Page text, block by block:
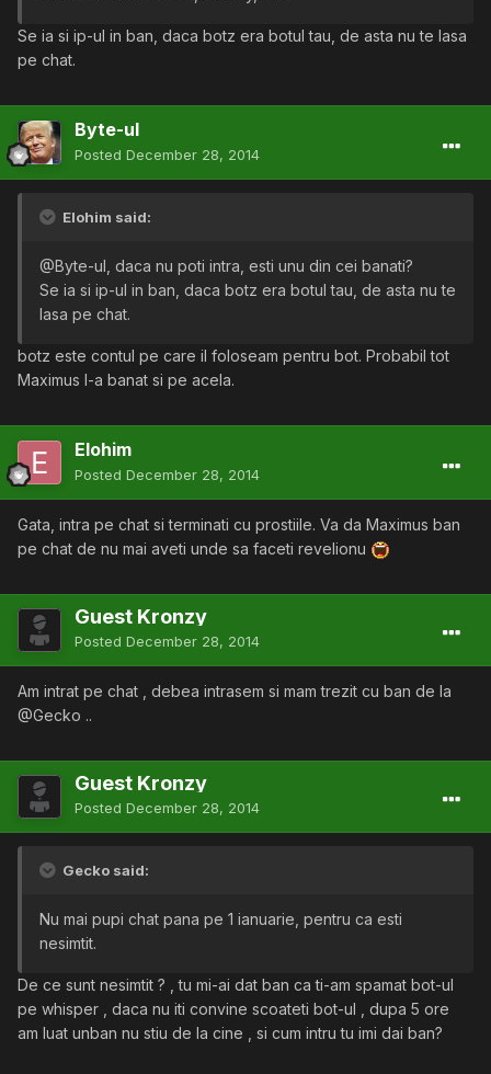
Se ia si ip-ul in ban, daca botz era botul tau, de asta nu te lasa
pe chat.
Byte-ul
Posted December 28, 2014
Elohim said:
@Byte-ul, daca nu poti intra, esti unu din cei banati?
Se ia si ip-ul in ban, daca botz era botul tau, de asta nu te
lasa pe chat.
botz este contul pe care il foloseam pentru bot. Probabil tot
Maximus l-a banat si pe acela.
Elohim
Posted December 28, 2014
Gata, intra pe chat si terminati cu prostiile. Va da Maximus ban
pe chat de nu mai aveti unde sa faceti revelionu
Guest Kronzy
Posted December 28, 2014
Am intrat pe chat , debea intrasem si mam trezit cu ban de la
@Gecko ..
Guest Kronzy
Posted December 28, 2014
Gecko said:
Nu mai pupi chat pana pe 1 ianuarie, pentru ca esti
nesimtit.
De ce sunt nesimtit ? , tu mi-ai dat ban ca ti-am spamat bot-ul
pe whisper , daca nu iti convine scoateti bot-ul , dupa 5 ore
am luat unban nu stiu de la cine , si cum intru tu imi dai ban?